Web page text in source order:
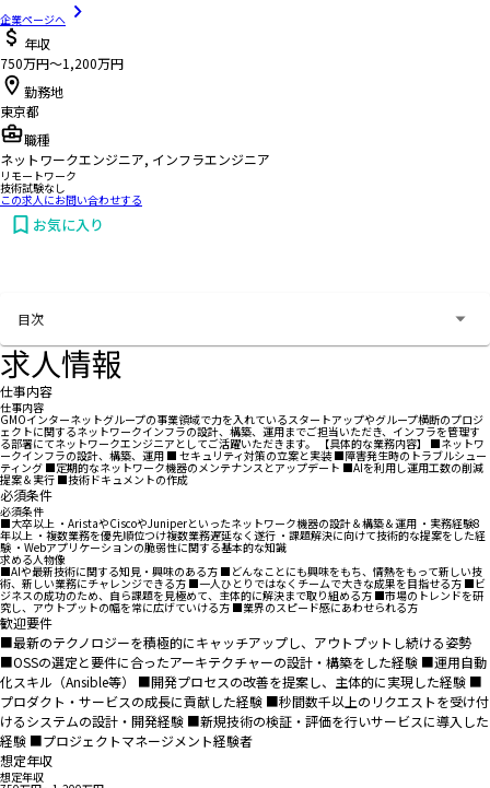
企業ページへ
年収
750万円〜1,200万円
勤務地
東京都
職種
ネットワークエンジニア, インフラエンジニア
リモートワーク
技術試験なし
この求人にお問い合わせする
お気に入り
目次
求人情報
仕事内容
仕事内容
GMOインターネットグループの事業領域で力を入れているスタートアップやグループ横断のプロジ
ェクトに関するネットワークインフラの設計、構築、運用までご担当いただき、インフラを管理す
る部署にてネットワークエンジニアとしてご活躍いただきます。 【具体的な業務内容】 ■ネットワ
ークインフラの設計、構築、運用 ■ セキュリティ対策の立案と実装 ■障害発生時のトラブルシュー
ティング ■定期的なネットワーク機器のメンテナンスとアップデート ■AIを利用し運用工数の削減
提案＆実行 ■技術ドキュメントの作成
必須条件
必須条件
■大卒以上 ・AristaやCiscoやJuniperといったネットワーク機器の設計＆構築＆運用 ・実務経験8
年以上 ・複数業務を優先順位つけ複数業務遅延なく遂行 ・課題解決に向けて技術的な提案をした経
験 ・Webアプリケーションの脆弱性に関する基本的な知識
求める人物像
■AIや最新技術に関する知見・興味のある方 ■どんなことにも興味をもち、情熱をもって新しい技
術、新しい業務にチャレンジできる方 ■一人ひとりではなくチームで大きな成果を目指せる方 ■ビ
ジネスの成功のため、自ら課題を見極めて、主体的に解決まで取り組める方 ■市場のトレンドを研
究し、アウトプットの幅を常に広げていける方 ■業界のスピード感にあわせられる方
歓迎要件
■最新のテクノロジーを積極的にキャッチアップし、アウトプットし続ける姿勢
■OSSの選定と要件に合ったアーキテクチャーの設計・構築をした経験 ■運用自動
化スキル（Ansible等） ■開発プロセスの改善を提案し、主体的に実現した経験 ■
プロダクト・サービスの成長に貢献した経験 ■秒間数千以上のリクエストを受け付
けるシステムの設計・開発経験 ■新規技術の検証・評価を行いサービスに導入した
経験 ■プロジェクトマネージメント経験者
想定年収
想定年収